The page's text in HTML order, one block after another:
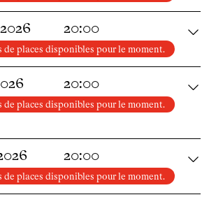
2026 20:00
de places disponibles pour le moment.
20:00
de places disponibles pour le moment.
20:00
de places disponibles pour le moment.
Newsletter